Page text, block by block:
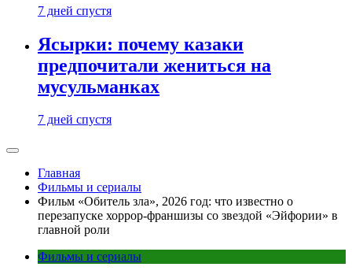
7 дней спустя
Ясырки: почему казаки
предпочитали жениться на
мусульманках
7 дней спустя
Главная
Фильмы и сериалы
Фильм «Обитель зла», 2026 год: что известно о
перезапуске хоррор-франшизы со звездой «Эйфории» в
главной роли
Фильмы и сериалы